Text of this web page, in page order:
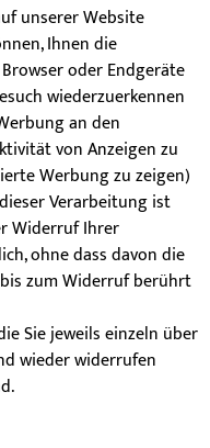
unserer Website
Ihnen die
oder Endgeräte
wiederzuerkennen
an den
von Anzeigen zu
Werbung zu zeigen)
Verarbeitung ist
Widerruf Ihrer
ohne dass davon die
zum Widerruf berührt
Sie jeweils einzeln über
wieder widerrufen